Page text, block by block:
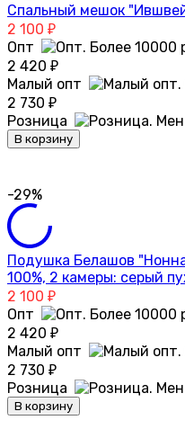
Спальный мешок
2 100 ₽
Опт
2 420 ₽
Малый опт
2 730 ₽
Розница
В корзину
-29%
Подушка Белашов
100%, 2 камеры: серый
2 100 ₽
Опт
2 420 ₽
Малый опт
2 730 ₽
Розница
В корзину